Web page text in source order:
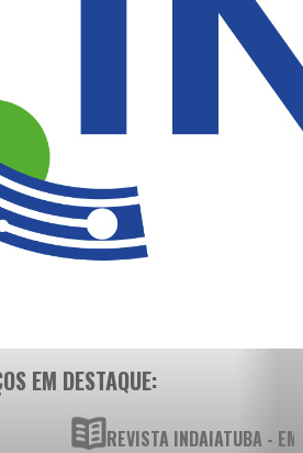
EM DESTAQUE:
REVISTA INDAIATUBA -